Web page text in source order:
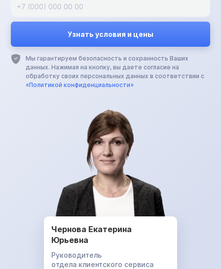
Мы гарантируем безопасность и сохранность Ваших
данных. Нажимая на кнопку, вы даете согласие на
обработку своих персональных данных в соответствии с
«Политикой конфиденциальности»
Чернова Екатерина
Юрьевна
Руководитель
отдела клиентского сервиса